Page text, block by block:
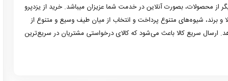
از محصولات، بصورت آنلاین در خدمت شما عزیزان میباشد. خرید از یزدپرو
و برند، شیوه‌های متنوع پرداخت و انتخاب از میان طیف وسیع و متنوع از
ارسال سریع کالا باعث می‌شود که کالای درخواستی مشتریان در سریع‌ترین